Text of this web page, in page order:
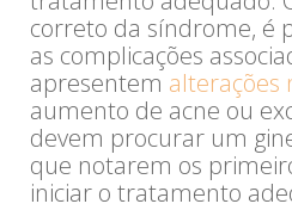
correto da síndrome, é
as complicações
apresentem alterações
aumento de acne ou
devem procurar um
que notarem os
iniciar o tratamento